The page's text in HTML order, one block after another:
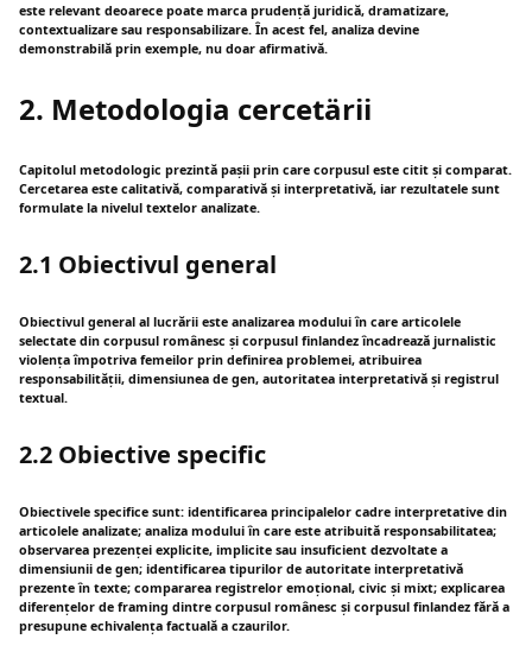
este relevant deoarece poate marca prudență juridică, dramatizare,
contextualizare sau responsabilizare. În acest fel, analiza devine
demonstrabilă prin exemple, nu doar afirmativă.
2. Metodologia cercetärii
Capitolul metodologic prezintă pașii prin care corpusul este citit și comparat.
Cercetarea este calitativă, comparativă și interpretativă, iar rezultatele sunt
formulate la nivelul textelor analizate.
2.1 Obiectivul general
Obiectivul general al lucrării este analizarea modului în care articolele
selectate din corpusul românesc și corpusul finlandez încadrează jurnalistic
violența împotriva femeilor prin definirea problemei, atribuirea
responsabilității, dimensiunea de gen, autoritatea interpretativă și registrul
textual.
2.2 Obiective specific
Obiectivele specifice sunt: identificarea principalelor cadre interpretative din
articolele analizate; analiza modului în care este atribuită responsabilitatea;
observarea prezenței explicite, implicite sau insuficient dezvoltate a
dimensiunii de gen; identificarea tipurilor de autoritate interpretativă
prezente în texte; compararea registrelor emoțional, civic și mixt; explicarea
diferențelor de framing dintre corpusul românesc și corpusul finlandez fără a
presupune echivalența factuală a czaurilor.